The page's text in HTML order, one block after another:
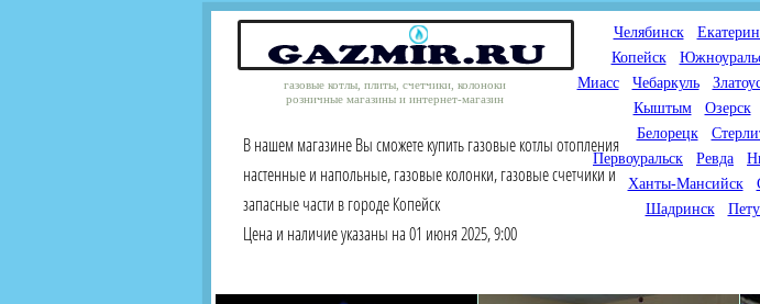
газовые котлы, плиты, счетчики, колоноки
розничные магазины и интернет-магазин
Челябинск
Копейск
Миасс
Чебаркуль
Кыштым
Озерск
Белорецк
Первоуральск
Ревда
Ханты-Мансийск
Шадринск
В нашем магазине Вы сможете купить газовые котлы отопления
настенные и напольные, газовые колонки, газовые счетчики и
запасные части в городе Копейск
Цена и наличие указаны на 01 июня 2025, 9:00